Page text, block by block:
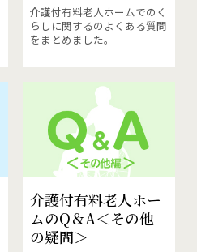
介護付有料老人ホームでのく
らしに関するのよくある質問
をまとめました。
介護付有料老人ホー
ムのQ＆A＜その他
の疑問＞